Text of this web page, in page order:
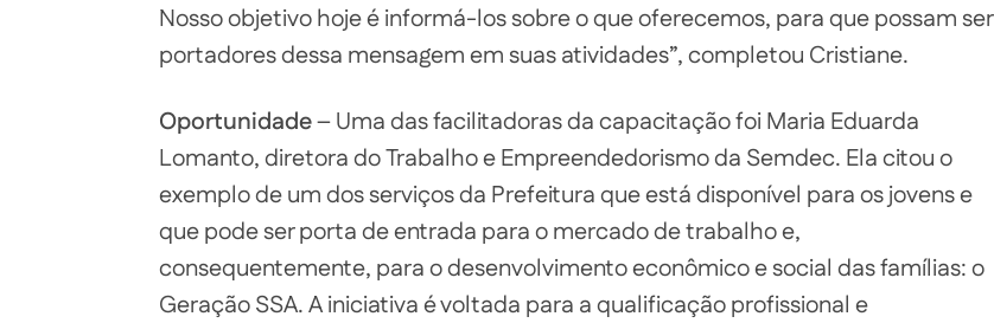
Nosso objetivo hoje é informá-los sobre o que oferecemos, para que possam ser
portadores dessa mensagem em suas atividades”, completou Cristiane.
Oportunidade– Uma das facilitadoras da capacitação foi Maria Eduarda
Lomanto, diretora do Trabalho e Empreendedorismo da Semdec. Ela citou o
exemplo de um dos serviços da Prefeitura que está disponível para os jovens e
que pode ser porta de entrada para o mercado de trabalho e,
consequentemente, para o desenvolvimento econômico e social das famílias: o
Geração SSA. A iniciativa é voltada para a qualificação profissional e